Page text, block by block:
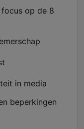
focus op de 8
in media
beperkingen